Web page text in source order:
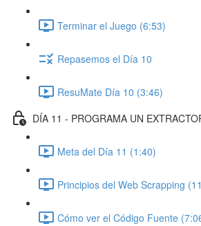
Terminar el Juego (6:53)
Repasemos el Día 10
ResuMate Día 10 (3:46)
DÍA 11 - PROGRAMA UN
Meta del Día 11 (1:40)
Principios del Web Scrapping
Cómo ver el Código Fuente